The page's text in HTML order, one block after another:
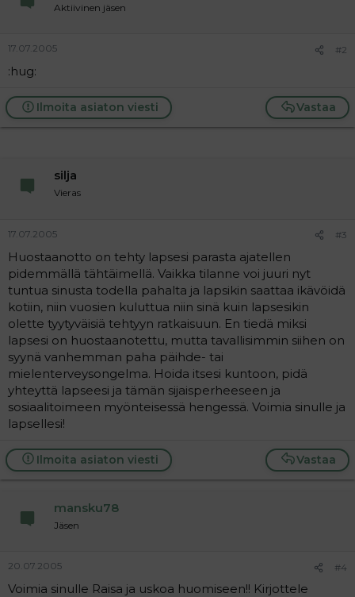
Aktiivinen jäsen
17.07.2005 #2
:hug:
Vastaa
Ilmoita asiaton viesti
silja
Vieras
17.07.2005 #3
Huostaanotto on tehty lapsesi parasta ajatellen
pidemmällä tähtäimellä. Vaikka tilanne voi juuri nyt
tuntua sinusta todella pahalta ja lapsikin saattaa ikävöidä
kotiin, niin vuosien kuluttua niin sinä kuin lapsesikin
olette tyytyväisiä tehtyyn ratkaisuun. En tiedä miksi
lapsesi on huostaanotettu, mutta tavallisimmin siihen on
syynä vanhemman paha päihde- tai
mielenterveysongelma. Hoida itsesi kuntoon, pidä
yhteyttä lapseesi ja tämän sijaisperheeseen ja
sosiaalitoimeen myönteisessä hengessä. Voimia sinulle ja
lapsellesi!
Vastaa
Ilmoita asiaton viesti
mansku78
Jäsen
20.07.2005 #4
Voimia sinulle Raisa ja uskoa huomiseen!! Kirjottele